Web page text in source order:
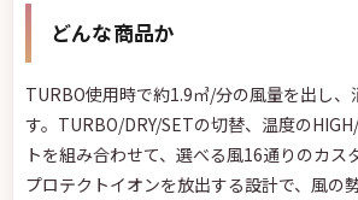
どんな商品か
TURBO使用時で約1.9㎥/分の風量を出し、
す。TURBO/DRY/SETの切替、温度の
トを組み合わせて、選べる風16通りのカス
プロテクトイオンを放出する設計で、風の